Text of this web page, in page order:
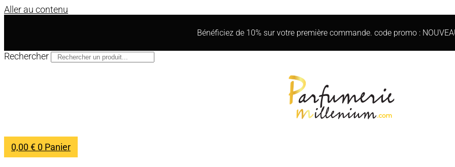
Aller au contenu
Bénéficiez de 10% sur votre première commande. code promo :
Rechercher
0,00€ 0 Panier